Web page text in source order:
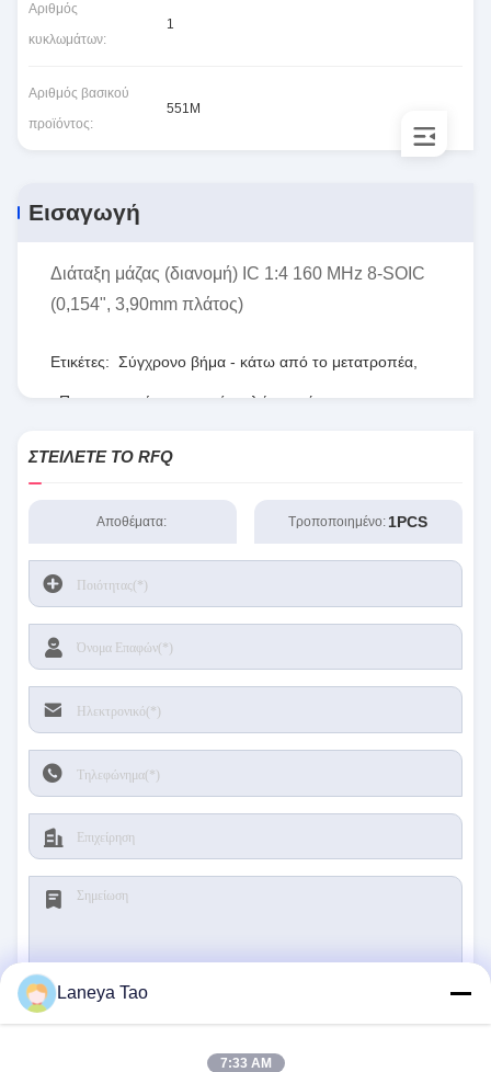
Αριθμός
κυκλωμάτων:
1
Αριθμός βασικού
προϊόντος:
551M
Εισαγωγή
Διάταξη μάζας (διανομή) IC 1:4 160 MHz 8-SOIC
(0,154", 3,90mm πλάτος)
Ετικέτες: Σύγχρονο βήμα - κάτω από το μετατροπέα
Προγραμματίσημη σειρά πυλών τομέων,
ΣΤΕΊΛΕΤΕ ΤΟ RFQ
Αποθέματα: Τροποποιημένο: 1PCS
Laneya Tao
7:33 AM